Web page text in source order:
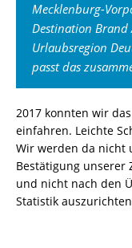
Mecklenburg-
Destination Brand
Urlaubsregion
passt das
2017 konnten wir
einfahren. Leichte
Wir werden da nicht
Bestätigung unserer
und nicht nach den
Statistik